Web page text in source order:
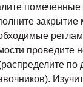
помеченные
закрытие
проведите
по